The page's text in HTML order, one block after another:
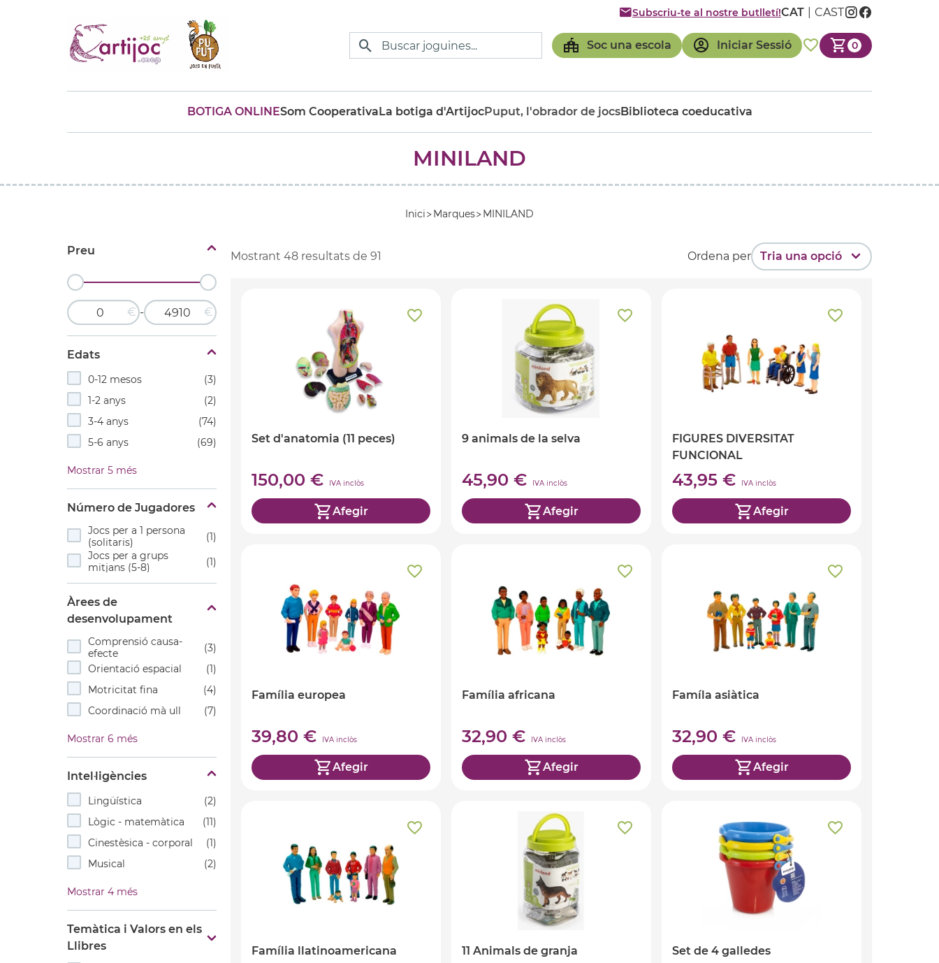
tinkering
kit Cuina viatge
Soc una escola Iniciar Sessió 0
Subscriu-te al nostre butlletí!CAT CAST
BOTIGA ONLINESom CooperativaLa botiga d'ArtijocPuput, l'obrador de jocsBiblioteca coeducativa
MINILAND
Inici Marques MINILAND
Preu
€ €
Edats
0-12 mesos
(3)
1-2 anys
(2)
3-4 anys
(74)
5-6 anys
(69)
Mostrar 5 més
Número de Jugadores
Jocs per a 1 persona
(solitaris)
(1)
Jocs per a grups
mitjans (5-8)
(1)
Àrees de
desenvolupament
Comprensió causa-
efecte
(3)
Orientació espacial
(1)
Motricitat fina
(4)
Coordinació mà ull
(7)
Mostrar 6 més
Intel·ligències
Lingüística
(2)
Lògic - matemàtica
(11)
Cinestèsica - corporal
(1)
Musical
(2)
Mostrar 4 més
Temàtica i Valors en els
Llibres
Mostrant48 resultats de91 Ordena per
Set d'anatomia (11 peces)
150,00 € IVA inclòs
Afegir
9 animals de la selva
45,90 € IVA inclòs
Afegir
FIGURES DIVERSITAT
FUNCIONAL
43,95 € IVA inclòs
Afegir
Família europea
39,80 € IVA inclòs
Afegir
Família africana
32,90 € IVA inclòs
Afegir
Famíla asiàtica
32,90 € IVA inclòs
Afegir
Família llatinoamericana 11 Animals de granja Set de 4 galledes